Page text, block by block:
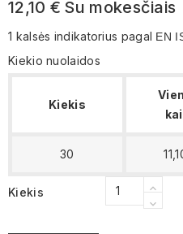
12,10 € Su mokesčiais
1 kalsės indikatorius pagal EN
Kiekio nuolaidos
Kiekis
30
Kiekis